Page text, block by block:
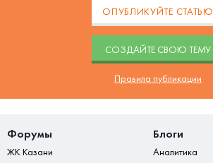
ОПУБЛИКУЙТЕ СТАТЬЮ
CОЗДАЙТЕ СВОЮ ТЕМУ
Правила публикации
Форумы
ЖК Казани
Блоги
Аналитика